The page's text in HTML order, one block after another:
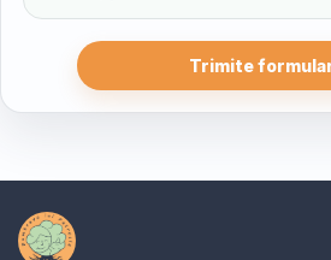
Trimite